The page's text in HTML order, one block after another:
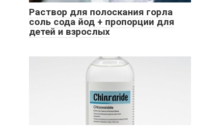
Раствор для полоскания горла
соль сода йод + пропорции для
детей и взрослых